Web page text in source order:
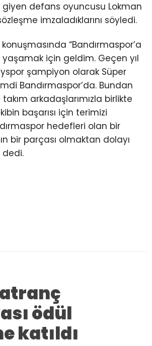
defans oyuncusu Lokman
sözleşme imzaladıklarını söyledi.
“Bandırmaspor’a
için geldim. Geçen yıl
şampiyon olarak Süper
Bandırmaspor’da. Bundan
arkadaşlarımızla birlikte
başarısı için terimizi
hedefleri olan bir
bir parçası olmaktan dolayı
dedi.
ödül
katıldı